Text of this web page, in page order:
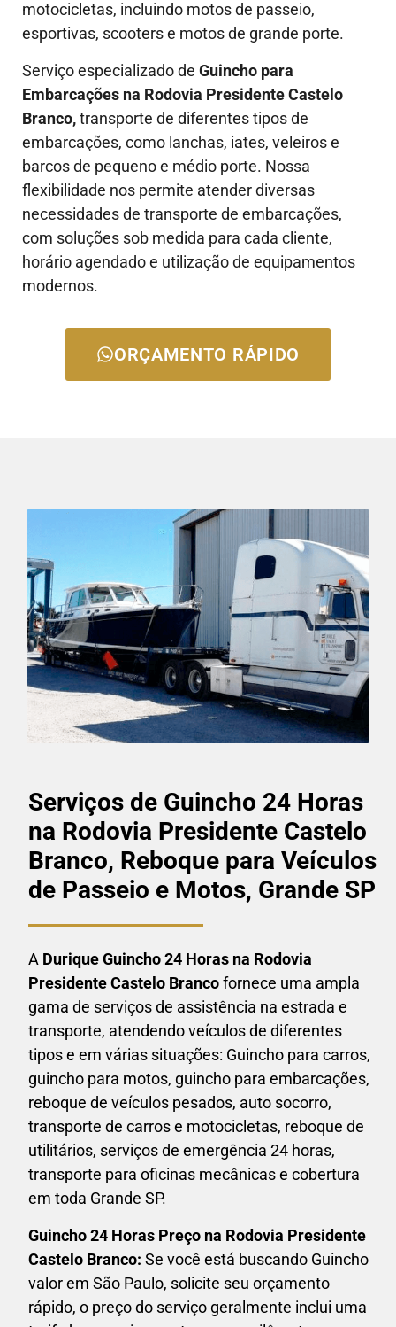
motocicletas, incluindo motos de passeio,
esportivas, scooters e motos de grande porte.
Serviço especializado de Guincho para
Embarcações na Rodovia Presidente Castelo
Branco,transporte de diferentes tipos de
embarcações, como lanchas, iates, veleiros e
barcos de pequeno e médio porte. Nossa
flexibilidade nos permite atender diversas
necessidades de transporte de embarcações,
com soluções sob medida para cada cliente,
horário agendado e utilização de equipamentos
modernos.
ORÇAMENTO RÁPIDO
Serviços de Guincho 24 Horas
na Rodovia Presidente Castelo
Branco, Reboque para Veículos
de Passeio e Motos, Grande SP
A Durique Guincho 24 Horas na Rodovia
Presidente Castelo Brancofornece uma ampla
gama de serviços de assistência na estrada e
transporte, atendendo veículos de diferentes
tipos e em várias situações: Guincho para carros,
guincho para motos, guincho para embarcações,
reboque de veículos pesados, auto socorro,
transporte de carros e motocicletas, reboque de
utilitários, serviços de emergência 24 horas,
transporte para oficinas mecânicas e cobertura
em toda Grande SP.
Guincho 24 Horas Preço na Rodovia Presidente
Castelo Branco: Se você está buscando Guincho
valor em São Paulo, solicite seu orçamento
rápido, o preço do serviço geralmente inclui uma